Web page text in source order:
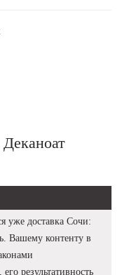
уже доставка Сочи:
Вашему контенту в
результативность